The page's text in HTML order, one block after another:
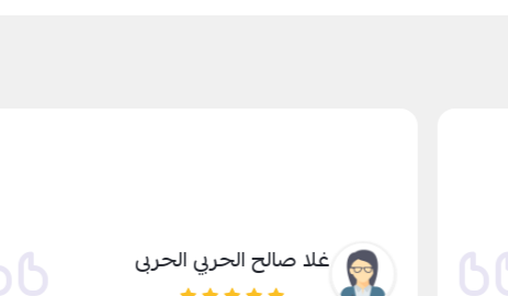
غلا صالح الحربي الحربى